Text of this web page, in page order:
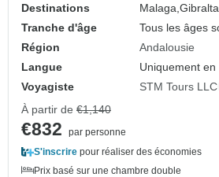
Destinations
Malaga,
Tranche d'âge
Tous les âges
Région
Andalousie
Langue
Uniquement en
Voyagiste
STM Tours LLC
À partir de €1,140
€832
par personne
S'inscrire pour réaliser des économies
Prix basé sur une chambre double